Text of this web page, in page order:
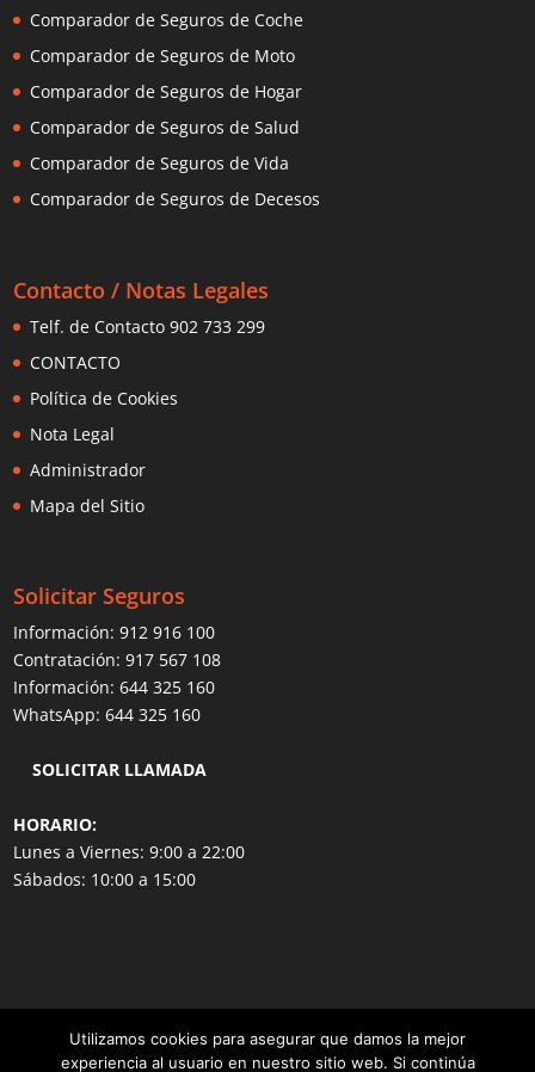
Comparador de Seguros de Coche
Comparador de Seguros de Moto
Comparador de Seguros de Hogar
Comparador de Seguros de Salud
Comparador de Seguros de Vida
Comparador de Seguros de Decesos
Contacto / Notas Legales
Telf. de Contacto 902 733 299
CONTACTO
Política de Cookies
Nota Legal
Administrador
Mapa del Sitio
Solicitar Seguros
Información:912 916 100
Contratación:917 567 108
Información:644 325 160
WhatsApp:644 325 160
SOLICITAR LLAMADA
HORARIO:
Lunes a Viernes: 9:00 a 22:00
Sábados: 10:00 a 15:00
Utilizamos cookies para asegurar que damos la mejor
experiencia al usuario en nuestro sitio web. Si continúa